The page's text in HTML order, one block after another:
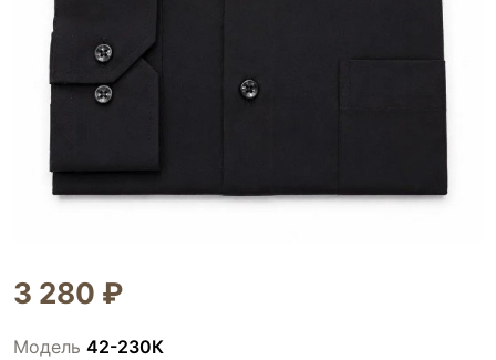
3 280 ₽
Модель 42-230К